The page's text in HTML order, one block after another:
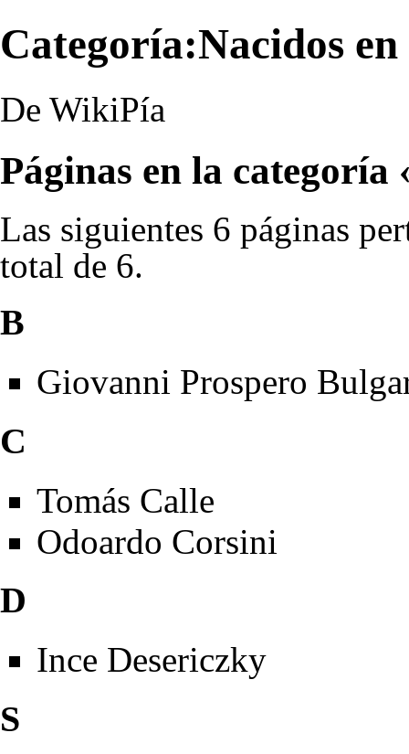
Categoría:Nacidos en
De WikiPía
Páginas en la categoría
Las siguientes 6 páginas
total de 6.
B
Giovanni Prospero
C
Tomás Calle
Odoardo Corsini
D
Ince Desericzky
S